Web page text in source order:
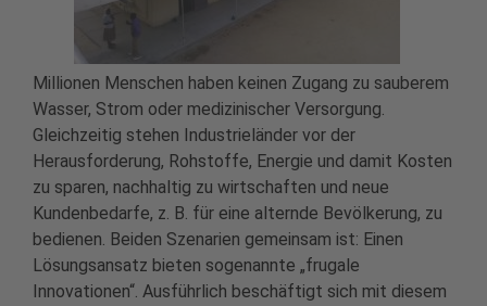
Millionen Menschen haben keinen Zugang zu sauberem
Wasser, Strom oder medizinischer Versorgung.
Gleichzeitig stehen Industrieländer vor der
Herausforderung, Rohstoffe, Energie und damit Kosten
zu sparen, nachhaltig zu wirtschaften und neue
Kundenbedarfe, z. B. für eine alternde Bevölkerung, zu
bedienen. Beiden Szenarien gemeinsam ist: Einen
Lösungsansatz bieten sogenannte „frugale
Innovationen“. Ausführlich beschäftigt sich mit diesem